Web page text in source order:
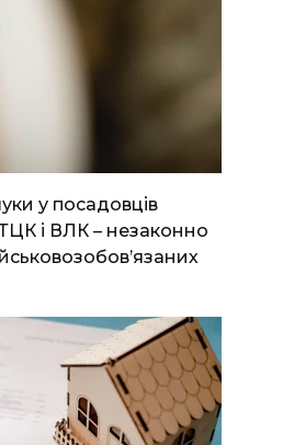
у посадовців
і ВЛК – незаконно